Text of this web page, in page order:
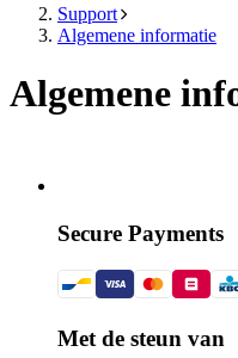
Support
Algemene informatie
Algemene
Secure Payments
Met de steun van